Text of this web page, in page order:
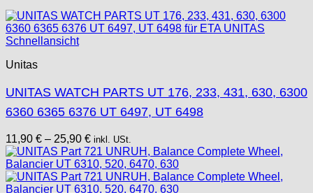
Tissot
Unitas
Schnellansicht
Unitas
UNITAS WATCH PARTS UT 176, 233, 431, 630, 6300
6360 6365 6376 UT 6497, UT 6498
11,90 € – 25,90 € inkl. USt.